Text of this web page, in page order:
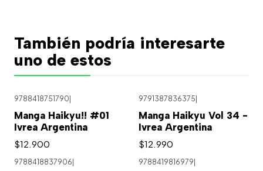
También podría interesarte
uno de estos
9788418751790
Manga Haikyu!! #01
Ivrea Argentina
$12.900
9791387836375
Manga Haikyu Vol 34 -
Ivrea Argentina
$12.990
9788418837906 9788419816979